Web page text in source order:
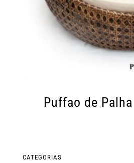
Puffao de
CATEGORIAS